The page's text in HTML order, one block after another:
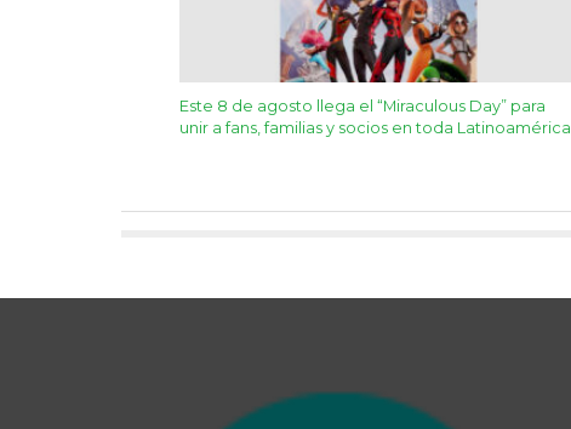
Este 8 de agosto llega el “Miraculous Day” para
unir a fans, familias y socios en toda Latinoamérica